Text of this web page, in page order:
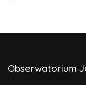
Obserwatorium